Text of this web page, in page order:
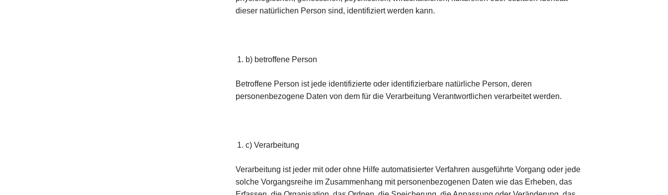
dieser natürlichen Person sind, identifiziert werden kann.
b) betroffene Person
Betroffene Person ist jede identifizierte oder identifizierbare natürliche Person, deren
personenbezogene Daten von dem für die Verarbeitung Verantwortlichen verarbeitet werden.
c) Verarbeitung
Verarbeitung ist jeder mit oder ohne Hilfe automatisierter Verfahren ausgeführte Vorgang oder jede
solche Vorgangsreihe im Zusammenhang mit personenbezogenen Daten wie das Erheben, das